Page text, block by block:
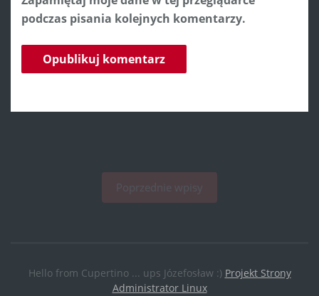
podczas pisania kolejnych komentarzy.
Hello from Cupertino ... ups Józefosław :) Projekt Strony
Administrator Linux